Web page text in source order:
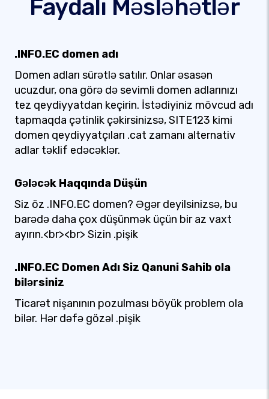
Faydalı Məsləhətlər
.INFO.EC domen adı
Domen adları sürətlə satılır. Onlar əsasən
ucuzdur, ona görə də sevimli domen adlarınızı
tez qeydiyyatdan keçirin. İstədiyiniz mövcud adı
tapmaqda çətinlik çəkirsinizsə, SITE123 kimi
domen qeydiyyatçıları .cat zamanı alternativ
adlar təklif edəcəklər.
Gələcək Haqqında Düşün
Siz öz .INFO.EC domen? Əgər deyilsinizsə, bu
barədə daha çox düşünmək üçün bir az vaxt
ayırın.<br><br> Sizin .pişik
.INFO.EC Domen Adı Siz Qanuni Sahib ola
bilərsiniz
Ticarət nişanının pozulması böyük problem ola
bilər. Hər dəfə gözəl .pişik